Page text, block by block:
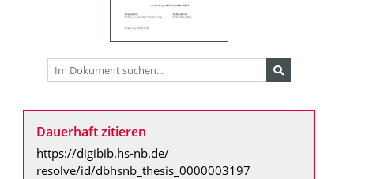
Dauerhaft zitieren
https://digibib.hs-nb.de/
resolve/id/dbhsnb_thesis_0000003197